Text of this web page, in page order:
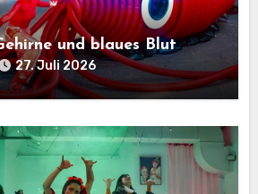
und blaues Blut
27. Juli 2026